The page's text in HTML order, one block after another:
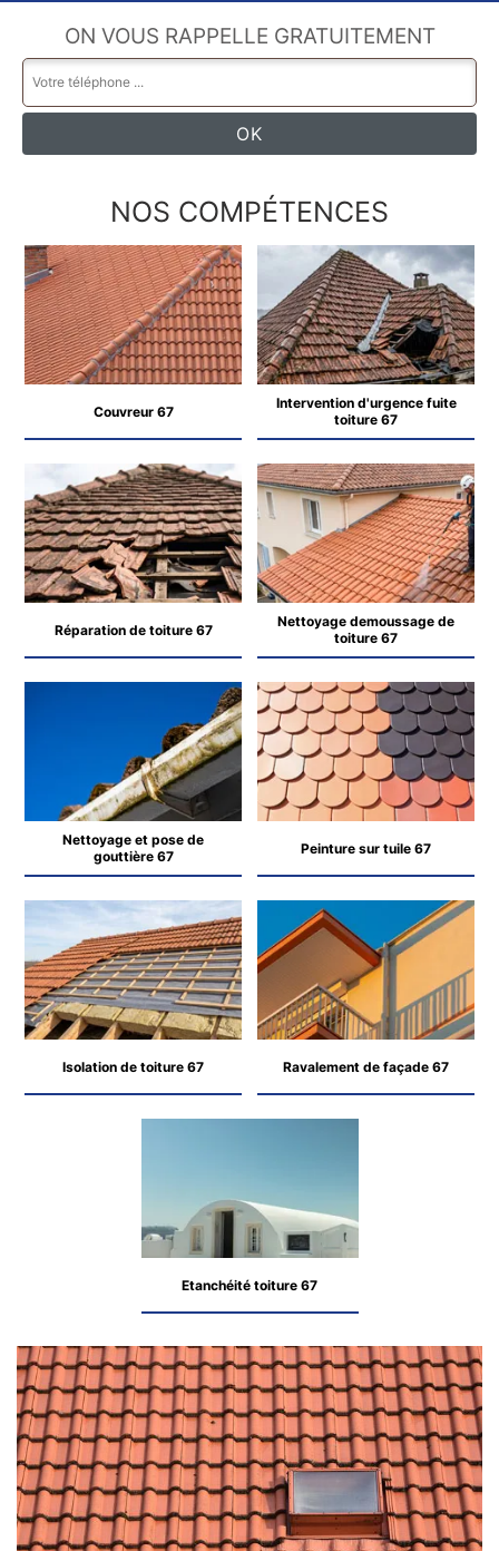
ON VOUS RAPPELLE GRATUITEMENT
NOS COMPÉTENCES
Couvreur 67
Intervention d'urgence fuite
toiture 67
Réparation de toiture 67
Nettoyage demoussage de
toiture 67
Nettoyage et pose de
gouttière 67
Peinture sur tuile 67
Isolation de toiture 67 Ravalement de façade 67
Etanchéité toiture 67